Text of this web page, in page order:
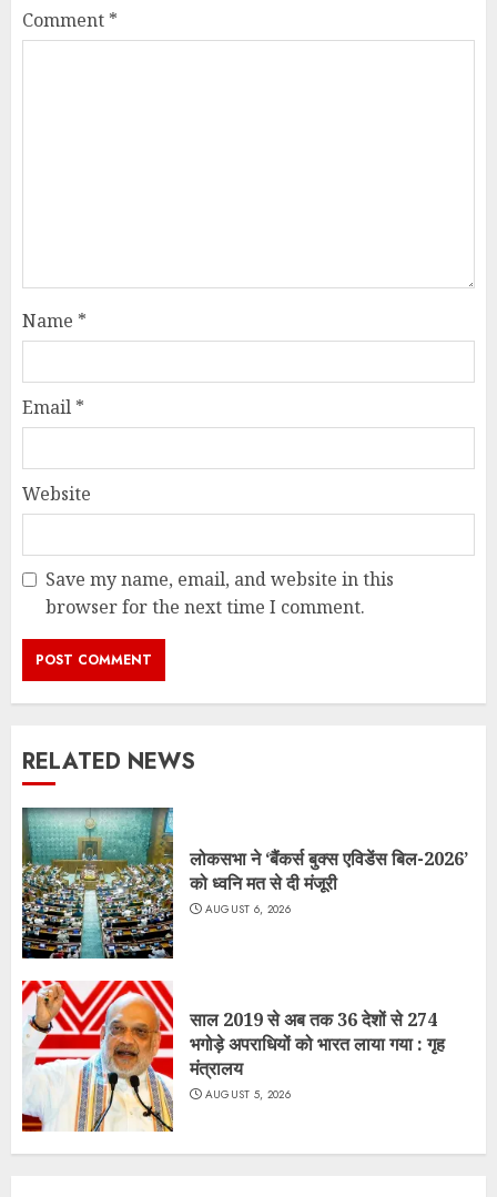
Comment *
Name *
Email *
Website
Save my name, email, and website in this
browser for the next time I comment.
RELATED NEWS
लोकसभा ने ‘बैंकर्स बुक्स एविडेंस बिल-2026’
को ध्वनि मत से दी मंजूरी
AUGUST 6, 2026
साल 2019 से अब तक 36 देशों से 274
भगोड़े अपराधियों को भारत लाया गया : गृह
मंत्रालय
AUGUST 5, 2026